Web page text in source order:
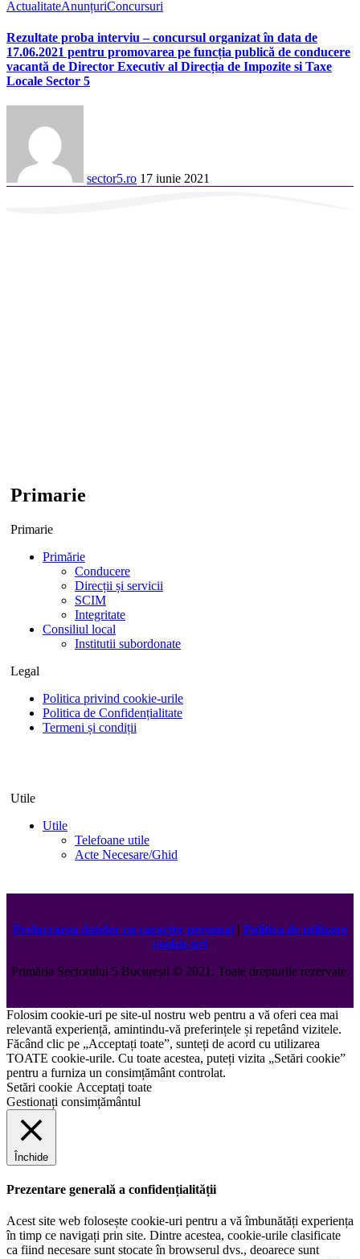
ActualitateAnunțuriConcursuri
Rezultate proba interviu – concursul organizat în data de
17.06.2021 pentru promovarea pe funcția publică de conducere
vacantă de Director Executiv al Direcția de Impozite si Taxe
Locale Sector 5
sector5.ro 17 iunie 2021
Primarie
Primarie
Primărie
Conducere
Direcții și servicii
SCIM
Integritate
Consiliul local
Institutii subordonate
Legal
Politica privind cookie-urile
Politica de Confidențialitate
Termeni și condiții
Utile
Utile
Telefoane utile
Acte Necesare/Ghid
Prelucrarea datelor cu caracter personal | Politica de utilizare
cookie-uri
Primăria Sectorului 5 București ©️2021. Toate drepturile rezervate.
Folosim cookie-uri pe site-ul nostru web pentru a vă oferi cea mai
relevantă experiență, amintindu-vă preferințele și repetând vizitele.
Făcând clic pe „Acceptați toate”, sunteți de acord cu utilizarea
TOATE cookie-urile. Cu toate acestea, puteți vizita „Setări cookie”
pentru a furniza un consimțământ controlat.
Setări cookie Acceptați toate
Gestionați consimțământul
Închide
Prezentare generală a confidențialității
Acest site web folosește cookie-uri pentru a vă îmbunătăți experiența
în timp ce navigați prin site. Dintre acestea, cookie-urile clasificate
ca fiind necesare sunt stocate în browserul dvs., deoarece sunt